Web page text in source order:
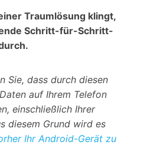
Traumlösung klingt,
Schritt-für-Schritt-
Sie, dass durch diesen
auf Ihrem Telefon
einschließlich Ihrer
diesem Grund wird es
Ihr Android-Gerät zu